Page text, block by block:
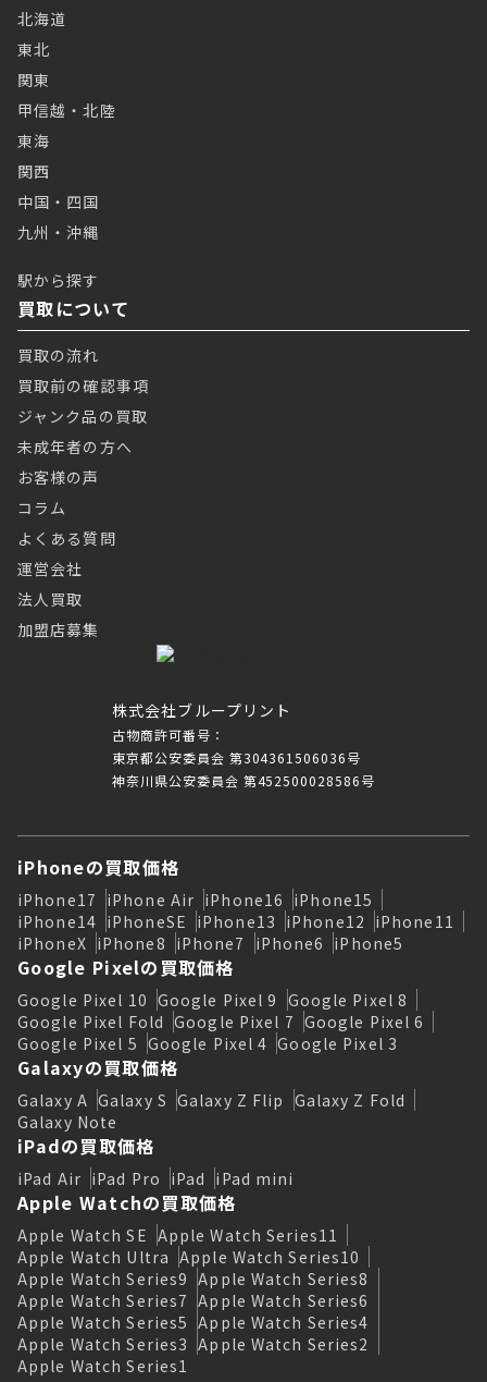
株式会社ブループリント
古物商許可番号：
東京都公安委員会 第304361506036号
神奈川県公安委員会 第452500028586号
北海道
東北
関東
甲信越・北陸
東海
関西
中国・四国
九州・沖縄
駅から探す
買取について
買取の流れ
買取前の確認事項
ジャンク品の買取
未成年者の方へ
お客様の声
コラム
よくある質問
運営会社
法人買取
加盟店募集
iPhoneの買取価格
iPhone17 iPhone Air iPhone16 iPhone15
iPhone14 iPhoneSE iPhone13 iPhone12 iPhone11
iPhoneX iPhone8 iPhone7 iPhone6 iPhone5
Google Pixelの買取価格
Google Pixel 10 Google Pixel 9 Google Pixel 8
Google Pixel Fold Google Pixel 7 Google Pixel 6
Google Pixel 5 Google Pixel 4 Google Pixel 3
Galaxyの買取価格
Galaxy A Galaxy S Galaxy Z Flip Galaxy Z Fold
Galaxy Note
iPadの買取価格
iPad Air iPad Pro iPad iPad mini
Apple Watchの買取価格
Apple Watch SE Apple Watch Series11
Apple Watch Ultra Apple Watch Series10
Apple Watch Series9 Apple Watch Series8
Apple Watch Series7 Apple Watch Series6
Apple Watch Series5 Apple Watch Series4
Apple Watch Series3 Apple Watch Series2
Apple Watch Series1